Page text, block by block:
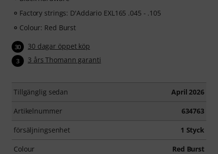
Factory strings: D'Addario EXL165 .045 - .105
Colour: Red Burst
30 30 dagar öppet köp
3 3 års Thomann garanti
Tillgänglig sedan April 2026
Artikelnummer 634763
försäljningsenhet 1 Styck
Colour Red Burst